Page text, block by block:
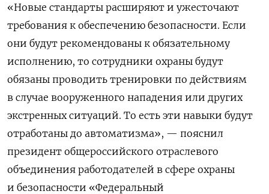
«Новые стандарты расширяют и ужесточают
требования к обеспечению безопасности. Если
они будут рекомендованы к обязательному
исполнению, то сотрудники охраны будут
обязаны проводить тренировки по действиям
в случае вооруженного нападения или других
экстренных ситуаций. То есть эти навыки будут
отработаны до автоматизма», — пояснил
президент общероссийского отраслевого
объединения работодателей в сфере охраны
и безопасности «Федеральный